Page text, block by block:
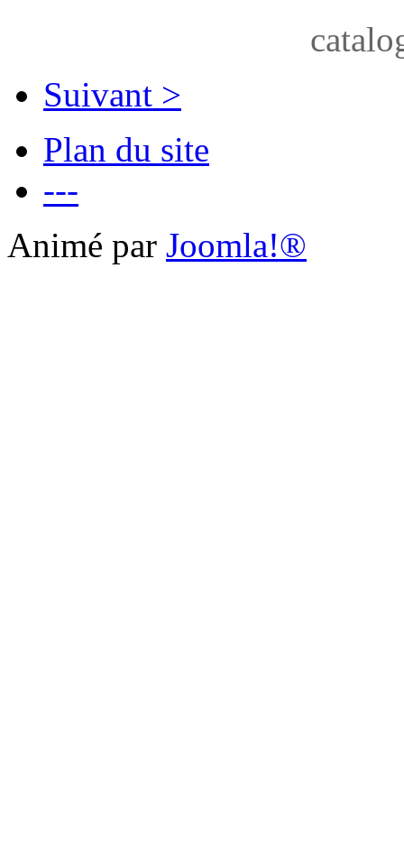
Suivant >
Plan du site
---
Animé par Joomla!®